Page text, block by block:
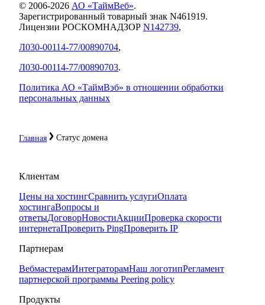
Главная Статус домена
© 2006-2026 АО «ТаймВеб».
Зарегистрированный товарный знак N461919.
Лицензии РОСКОМНАДЗОР N142739,
Л030-00114-77/00890704,
Л030-00114-77/00890703.
Политика АО «ТаймВэб» в отношении обработки
персональных данных
Клиентам
Цены на хостингСравнить услугиОплата
хостингаВопросы и
ответыДоговорНовостиАкцииПроверка скорости
интернетаПроверить PingПроверить IP
Партнерам
ВебмастерамИнтеграторамНаш логотипРегламент
партнерской программы Peering policy
Продукты